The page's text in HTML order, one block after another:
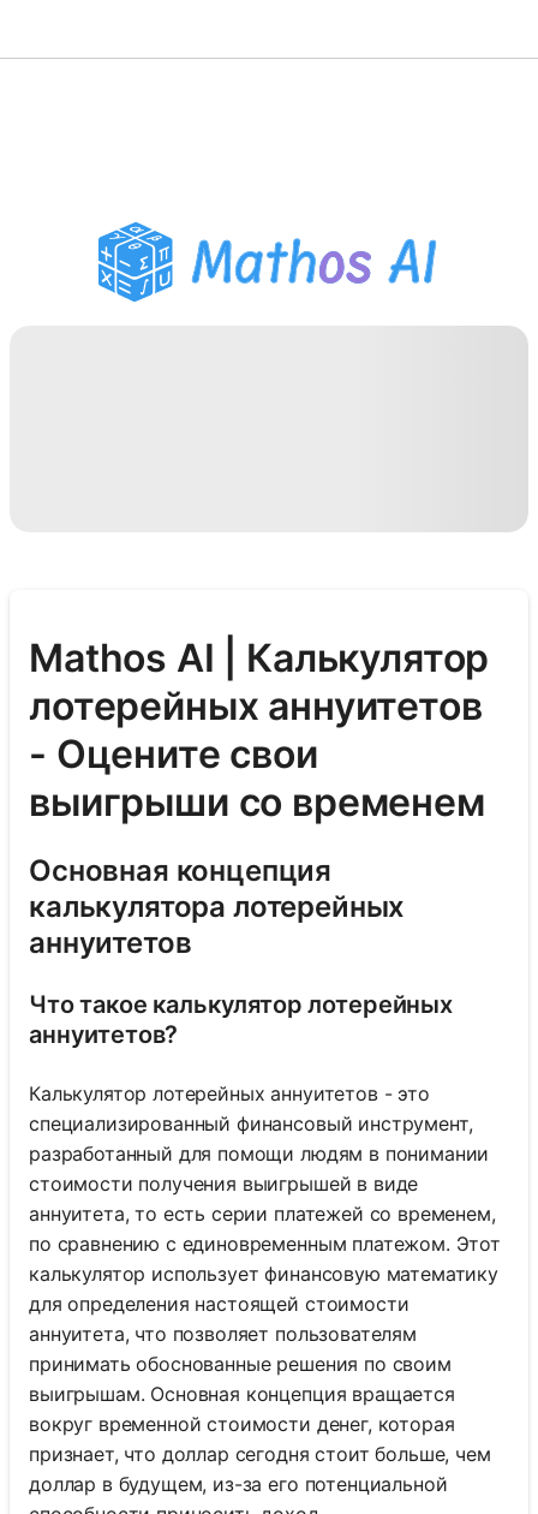
Помощник по домашним
заданиям PDF
Mathos AI | Калькулятор
лотерейных аннуитетов
- Оцените свои
выигрыши со временем
Основная концепция
калькулятора лотерейных
аннуитетов
Что такое калькулятор лотерейных
аннуитетов?
Калькулятор лотерейных аннуитетов - это
специализированный финансовый инструмент,
разработанный для помощи людям в понимании
стоимости получения выигрышей в виде
аннуитета, то есть серии платежей со временем,
по сравнению с единовременным платежом. Этот
калькулятор использует финансовую математику
для определения настоящей стоимости
аннуитета, что позволяет пользователям
принимать обоснованные решения по своим
выигрышам. Основная концепция вращается
вокруг временной стоимости денег, которая
признает, что доллар сегодня стоит больше, чем
доллар в будущем, из-за его потенциальной